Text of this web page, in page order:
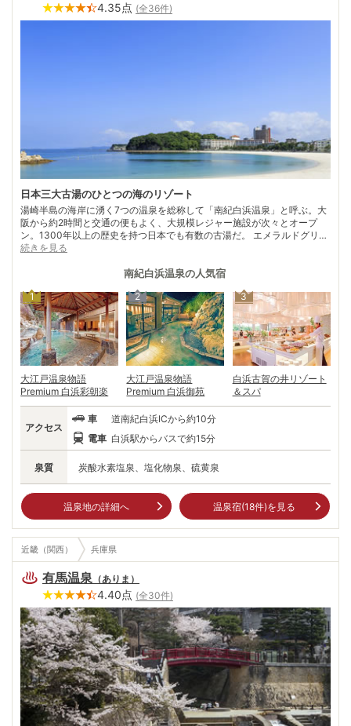
4.35点 (全36件)
日本三大古湯のひとつの海のリゾート
湯崎半島の海岸に湧く7つの温泉を総称して「南紀白浜温泉」と呼ぶ。大
阪から約2時間と交通の便もよく、大規模レジャー施設が次々とオープ
ン。1300年以上の歴史を持つ日本でも有数の古湯だ。 エメラルドグリー
ンの海と別名「シュガービーチ」の砂浜が続く「白良浜海水浴場」周辺に
す。 “湯崎七湯”のうち唯一現存する共同浴場「崎の湯」（天然露天風
高いお湯が湧く「松の湯」など、昔ながらの庶民的な雰囲気を残す共同浴
場が健在。歴史ある白浜の湯をじっくり味わうのもよい。
続きを見る
南紀白浜温泉の人気宿
1
大江戸温泉物語
Premium 白浜彩朝楽
2
大江戸温泉物語
Premium 白浜御苑
3
白浜古賀の井リゾート
＆スパ
泉質 炭酸水素塩泉、塩化物泉、硫黄泉
アクセス
車
道南紀白浜ICから約10分
電車 白浜駅からバスで約15分
温泉地の詳細へ 温泉宿(18件)を見る
近畿（関西） 兵庫県
有馬温泉 （ありま ）
4.40点 (全30件)